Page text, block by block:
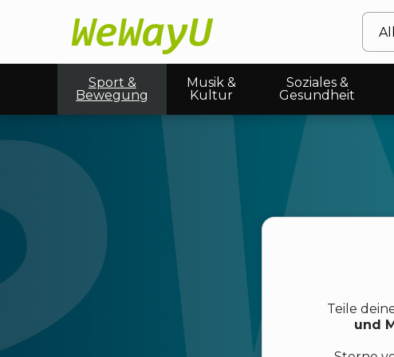
Sport &
Bewegung
Musik &
Kultur
Soziales &
Gesundheit
Teile
und